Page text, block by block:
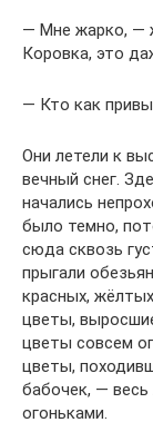
— Мне жарко, —
Коровка, это
— Кто как
Они летели к
вечный снег.
начались
было темно,
сюда сквозь
прыгали
красных,
цветы,
цветы совсем
цветы,
бабочек, —
огоньками.